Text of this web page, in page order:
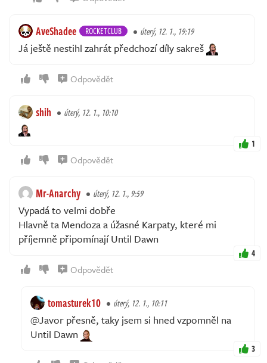
AveShadee ROCKETCLUB úterý, 12. 1., 19:19
Já ještě nestihl zahrát předchozí díly sakreš
Odpovědět
shih úterý, 12. 1., 10:10
1
Odpovědět
Mr-Anarchy úterý, 12. 1., 9:59
Vypadá to velmi dobře
Hlavně ta Mendoza a úžasné Karpaty, které mi
příjemně připomínají Until Dawn
4
Odpovědět
tomasturek10 úterý, 12. 1., 10:11
@Javor přesně, taky jsem si hned vzpomněl na
Until Dawn
3